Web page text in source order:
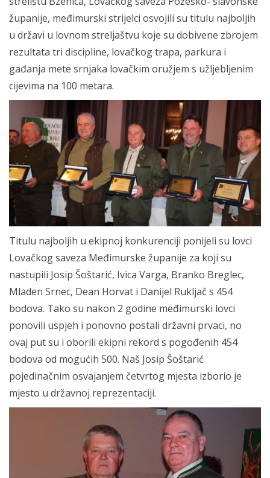
županije, međimurski strijelci osvojili su titulu najboljih
u državi u lovnom streljaštvu koje su dobivene zbrojem
rezultata tri discipline, lovačkog trapa, parkura i
gađanja mete srnjaka lovačkim oružjem s užljebljenim
cijevima na 100 metara.
Titulu najboljih u ekipnoj konkurenciji ponijeli su lovci
Lovačkog saveza Međimurske županije za koji su
nastupili Josip Šoštarić, Ivica Varga, Branko Breglec,
Mladen Srnec, Dean Horvat i Danijel Rukljač s 454
bodova. Tako su nakon 2 godine međimurski lovci
ponovili uspjeh i ponovno postali državni prvaci, no
ovaj put su i oborili ekipni rekord s pogođenih 454
bodova od mogućih 500. Naš Josip Šoštarić
pojedinačnim osvajanjem četvrtog mjesta izborio je
mjesto u državnoj reprezentaciji.